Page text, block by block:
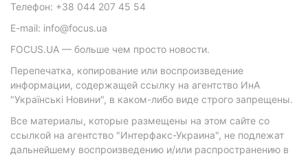
Телефон: +38 044 207 45 54
E-mail: info@focus.ua
FOCUS.UA — больше чем просто новости.
Перепечатка, копирование или воспроизведение
информации, содержащей ссылку на агентство ИнА
"Українські Новини", в каком-либо виде строго запрещены.
Все материалы, которые размещены на этом сайте со
ссылкой на агентство "Интерфакс-Украина", не подлежат
дальнейшему воспроизведению и/или распространению в